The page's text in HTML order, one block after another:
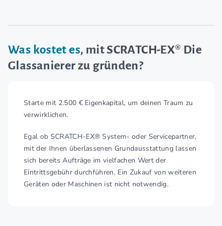
Was kostet es, mit SCRATCH-EX® Die
Glassanierer zu gründen?
Starte mit 2.500 € Eigenkapital, um deinen Traum zu
verwirklichen.
Egal ob SCRATCH-EX® System- oder Servicepartner,
mit der Ihnen überlassenen Grundausstattung lassen
sich bereits Aufträge im vielfachen Wert der
Eintrittsgebühr durchführen. Ein Zukauf von weiteren
Geräten oder Maschinen ist nicht notwendig.